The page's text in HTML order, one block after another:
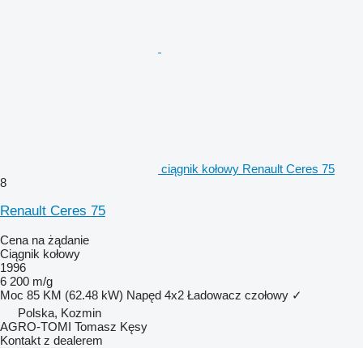
ciągnik kołowy Renault Ceres 75
8
Renault Ceres 75
Cena na żądanie
Ciągnik kołowy
1996
6 200 m/g
Moc 85 KM (62.48 kW) Napęd 4x2 Ładowacz czołowy ✓
Polska, Kozmin
AGRO-TOMI Tomasz Kęsy
Kontakt z dealerem